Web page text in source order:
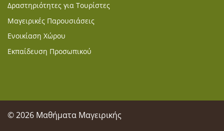
Δραστηριότητες για Τουρίστες
Μαγειρικές Παρουσιάσεις
Ενοικίαση Χώρου
Εκπαίδευση Προσωπικού
© 2026 Μαθήματα Μαγειρικής